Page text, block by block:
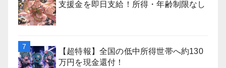
支援金を即日支給！所得・年齢制限なし
【超特報】全国の低中所得世帯へ約130
万円を現金還付！